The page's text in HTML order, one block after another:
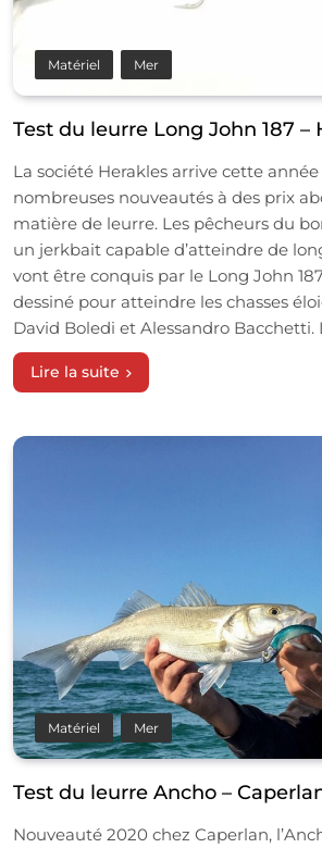
Matériel Mer
Test du leurre Long John 187 –
La société Herakles arrive cette
nombreuses nouveautés à des prix
matière de leurre. Les pêcheurs du
un jerkbait capable d’atteindre de
vont être conquis par le Long John
dessiné pour atteindre les chasses
David Boledi et Alessandro Bacchetti.
Lire la suite
Matériel Mer
Test du leurre Ancho –
Nouveauté 2020 chez Caperlan,